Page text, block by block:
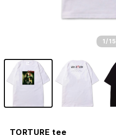
1 /15
TORTURE tee